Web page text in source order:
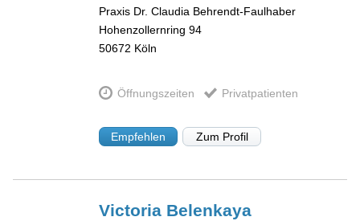
Praxis Dr. Claudia Behrendt-Faulhaber
Hohenzollernring 94
50672 Köln
Öffnungszeiten Privatpatienten
Empfehlen Zum Profil
Victoria Belenkaya